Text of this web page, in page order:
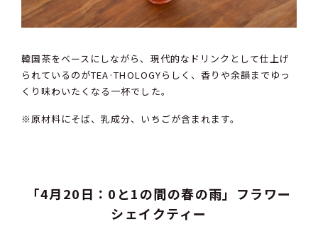
韓国茶をベースにしながら、現代的なドリンクとして仕上げ
られているのがTEA·THOLOGYらしく、香りや余韻までゆっ
くり味わいたくなる一杯でした。
※原材料にそば、乳成分、いちごが含まれます。
「4月20日：0と1の間の春の雨」フラワー
シェイクティー